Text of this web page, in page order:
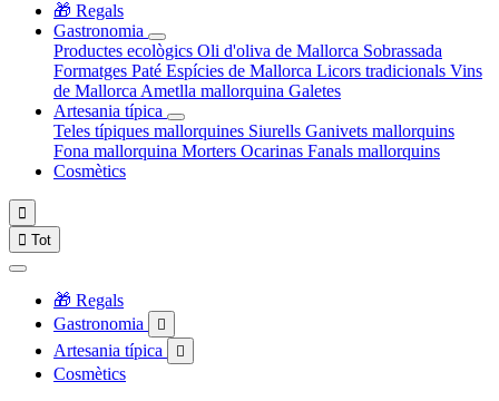
🎁 Regals
Gastronomia
Productes ecològics Oli d'oliva de Mallorca Sobrassada
Formatges Paté Espícies de Mallorca Licors tradicionals Vins
de Mallorca Ametlla mallorquina Galetes
Artesania típica
Teles típiques mallorquines Siurells Ganivets mallorquins
Fona mallorquina Morters Ocarinas Fanals mallorquins
Cosmètics

 Tot
🎁 Regals
Gastronomia

Artesania típica 
Cosmètics